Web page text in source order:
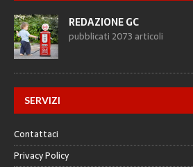
REDAZIONE GC
pubblicati 2073 articoli
SERVIZI
Contattaci
Privacy Policy